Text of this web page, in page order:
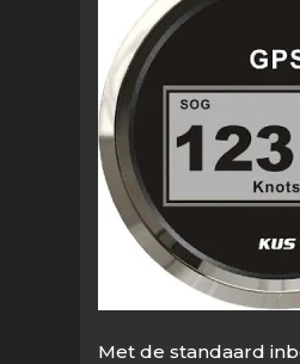
Met de standaard